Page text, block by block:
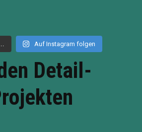
Auf Instagram folgen
Detail-